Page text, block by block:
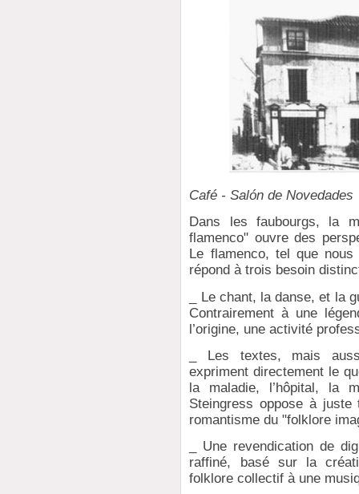
Café - Salón de Novedades
Dans les faubourgs, la
flamenco" ouvre des
Le flamenco, tel que
répond à trois besoin
_ Le chant, la danse, et la
Contrairement à une
l’origine, une activité
_ Les textes, mais
expriment directement le
la maladie, l’hôpital, la
Steingress oppose à
romantisme du "folklore
_ Une revendication de
raffiné, basé sur la
folklore collectif à une